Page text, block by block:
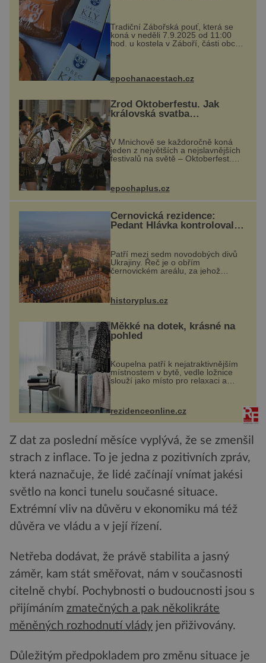
Tradiční Zábořská pouť, která se
koná v neděli 7.9.2025 od 11:00
hod. u kostela v Záboří, části obce
Kly u Mělníka. V programu
naleznete komentovanou prohlídku
atrakce...
epochanacestach.cz
Zrod Oktoberfestu. Jak
královská svatba
odstartovala největší pivní
festival světa
V Mnichově se každoročně koná
jeden z největších a nejslavnějších
festivalů na světě – Oktoberfest.
návštěvníků, kteří si vychutnávají
pivo, tradiční jídlo a bavorskou
kultur...
epochaplus.cz
Černovická rezidence:
Pedant Hlávka kontroloval
Patří mezi sedm novodobých divů
Ukrajiny. Řeč je o obřím
černovickém areálu, za jehož
vznikem stál slavný český architekt
Josef Hlávka. Ten si na něm dal
mimořádně záležet. Jeho stavební
plány by při ...
historyplus.cz
Měkké na dotek, krásné na
pohled
Koupelna patří k nejatraktivnějším
místnostem v bytě, vedle ložnice
slouží jako místo pro relaxaci a
odpočinek. Koupelnový textil –
ručníky, osušky a koberečky –
mohou jako mávnutím kouzelného
proutku...
rezidenceonline.cz
Z dat za poslední měsíce vyplývá, že se zmenšil
strach z inflace. To je jedna z pozitivních zpráv,
která naznačuje, že lidé začínají vnímat jakési
světlo na konci tunelu současné situace.
Extrémní vliv na důvěru v ekonomiku má též
důvěra ve vládu a v její řízení.
Netřeba dodávat, že právě stabilita a jasný
záměr, kam stát směřovat, nám v současnosti
citelně chybí. Pochybnosti o budoucnosti jsou s
přijímáním zmatečných a pak několikráte
měněných rozhodnutí vlády jen přiživovány.
Důležitým předpokladem pro změnu situace je